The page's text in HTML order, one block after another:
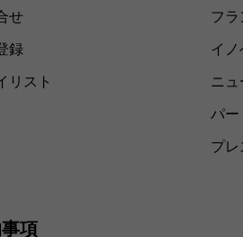
せ
録
リスト
フ
イ
ニュ
パー
プレ
項